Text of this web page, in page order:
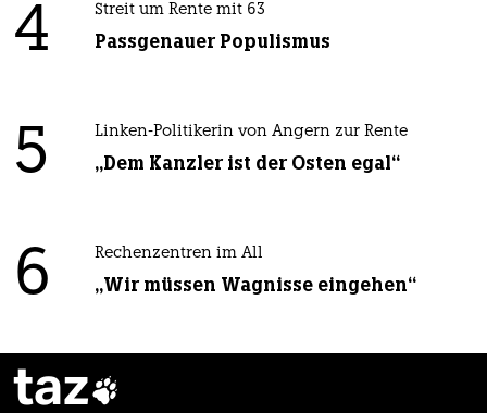
4 Streit um Rente mit 63
Passgenauer Populismus
5 Linken-Politikerin von Angern zur Rente
„Dem Kanzler ist der Osten egal“
6 Rechenzentren im All
„Wir müssen Wagnisse eingehen“
taz